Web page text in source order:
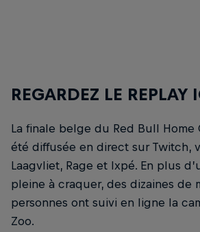
REGARDEZ LE REPLAY
La finale belge du Red Bull Home
été diffusée en direct sur Twitch,
Laagvliet, Rage et Ixpé. En plus
pleine à craquer, des dizaines de
personnes ont suivi en ligne la
Zoo.